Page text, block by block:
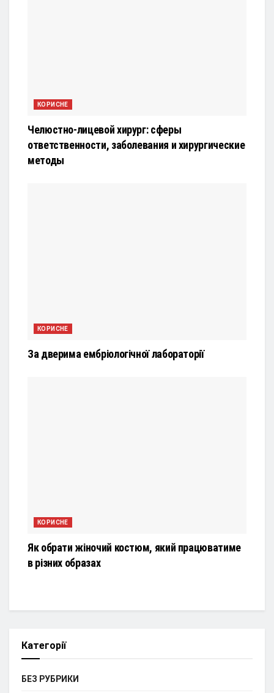
КОРИСНЕ
Челюстно-лицевой хирург: сферы
ответственности, заболевания и хирургические
методы
КОРИСНЕ
За дверима ембріологічної лабораторії
КОРИСНЕ
Як обрати жіночий костюм, який працюватиме
в різних образах
Категорії
БЕЗ РУБРИКИ